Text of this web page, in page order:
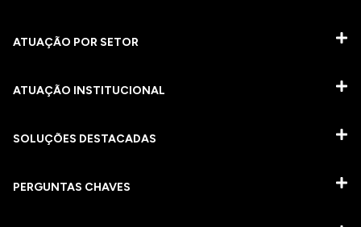
ATUAÇÃO POR SETOR
ATUAÇÃO INSTITUCIONAL
SOLUÇÕES DESTACADAS
PERGUNTAS CHAVES​